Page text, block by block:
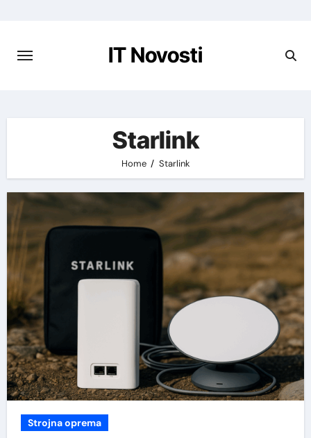
vsebino
IT Novosti
Starlink
Home Starlink
Strojna oprema